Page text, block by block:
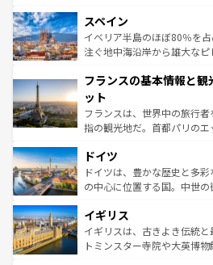
ろん、トスカーナの美しい田
景など、自然景観も見逃せ
ピザやパスタなど、絶品の
ませてくれるイタリアで、
なお、新着のイタリア情報は
しい。
スペイン
イベリア半島のほぼ80％を
注ぐ地中海沿岸から雄大な
文化が根付くこの国では、
れる闘牛、そして美味しいタ
る。首都マドリードの洗練
アートに溢れた街角から、
せる。地方によって風土や気
性
ンテンツ一覧を参照してほし
フランスの基本情報と
ット
フランスは、世界中の旅行
指の観光地だ。首都パリの
で、幅広い魅力が詰まってい
聖堂、美しいビーチ、そし
から魅了する。また、フラ
いる。シャンパンの発祥地で
香り高いラベンダー畑など
らに、パリ以外の地域にも
ドイツ
ドイツは、豊かな歴史と多
の中心に位置する国。中世
顔を持つこの国は、どこを歩
ルリンの文化的活気、バイ
してライン川沿いのワイン
イギリス
イギリスは、古きよき伝統
トミンスター寺院や大英博